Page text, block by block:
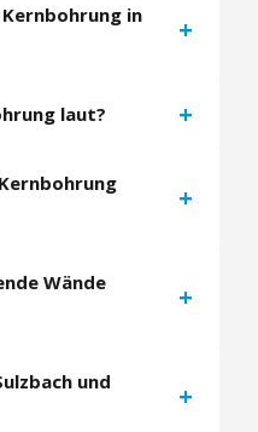
in
+
laut? +
+
Wände
+
und
+